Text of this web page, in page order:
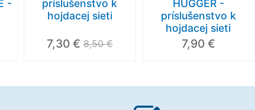
-
príslušenstvo k
hojdacej sieti
7,30 € 8,50 €
HUGGER -
príslušenstvo k
hojdacej sieti
7,90 €